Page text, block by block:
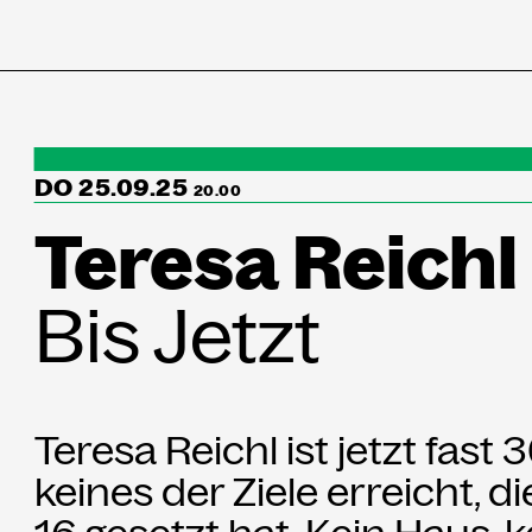
↳Summer
Besuch
Ausstellungen
Haus
DO 25.09.25 20.00
Teresa Reichl
Bis Jetzt
Teresa Reichl ist jetzt fast
keines der Ziele erreicht,